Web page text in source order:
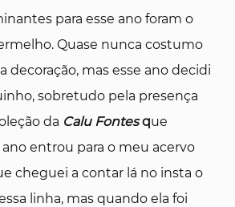
para esse ano foram o
Quase nunca costumo
decoração, mas esse ano decidi
sobretudo pela presença
da Calu Fontesque
entrou para o meu acervo
cheguei a contar lá no insta o
linha, mas quando ela foi